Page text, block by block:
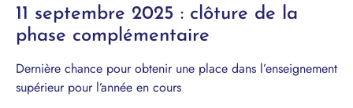
11 septembre 2025 : clôture de la
phase complémentaire
Dernière chance pour obtenir une place dans l’enseignement
supérieur pour l’année en cours